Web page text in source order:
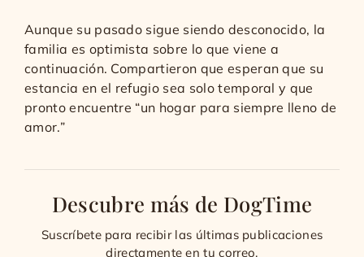
Aunque su pasado sigue siendo desconocido, la
familia es optimista sobre lo que viene a
continuación. Compartieron que esperan que su
estancia en el refugio sea solo temporal y que
pronto encuentre “un hogar para siempre lleno de
amor.”
Descubre más de DogTime
Suscríbete para recibir las últimas publicaciones
directamente en tu correo.